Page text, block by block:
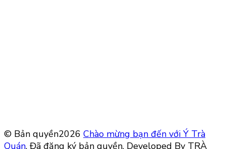
© Bản quyền2026 Chào mừng bạn đến với Ý Trà
Quán. Đã đăng ký bản quyền. Developed By TRÀ